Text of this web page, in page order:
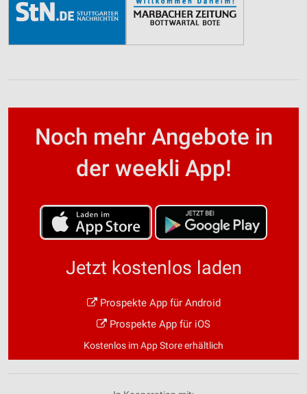
Noch mehr Angebote in
der weekli App!
Jetzt kostenlos laden
Prospekte App für Android
Prospekte App für iOS
Kostenlos im App Store erhältlich